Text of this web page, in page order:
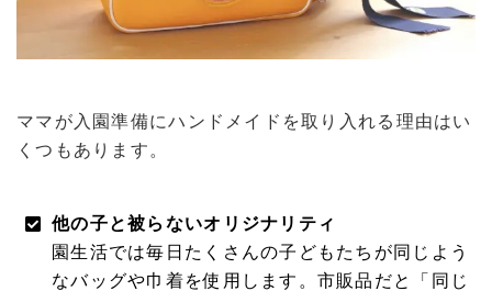
ママが入園準備にハンドメイドを取り入れる理由はい
くつもあります。
他の子と被らないオリジナリティ
園生活では毎日たくさんの子どもたちが同じよう
なバッグや巾着を使用します。市販品だと「同じ